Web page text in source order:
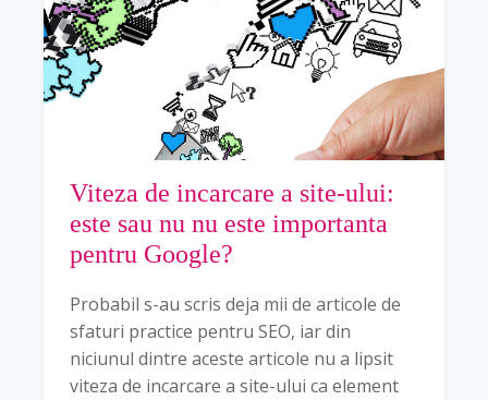
Viteza de incarcare a site-ului:
este sau nu nu este importanta
pentru Google?
Probabil s-au scris deja mii de articole de
sfaturi practice pentru SEO, iar din
niciunul dintre aceste articole nu a lipsit
viteza de incarcare a site-ului ca element